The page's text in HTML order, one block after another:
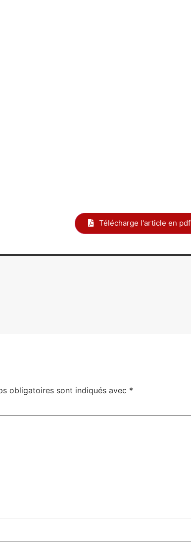
Télécharge l'article en pdf
obligatoires sont indiqués avec *